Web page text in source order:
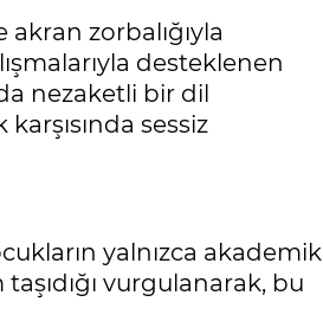
zorbalığıyla
desteklenen
nezaketli bir dil
karşısında sessiz
yalnızca akademik
vurgulanarak, bu